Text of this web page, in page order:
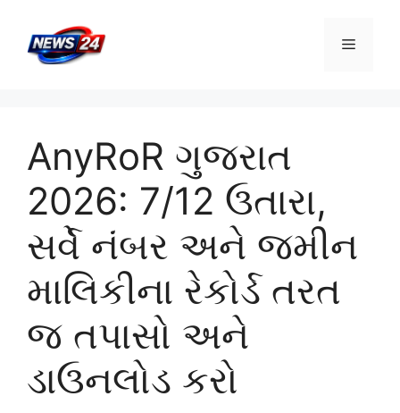
content
Menu
AnyRoR ગુજરાત
2026: 7/12 ઉતારા,
સર્વે નંબર અને જમીન
માલિકીના રેકોર્ડ તરત
જ તપાસો અને
ડાઉનલોડ કરો